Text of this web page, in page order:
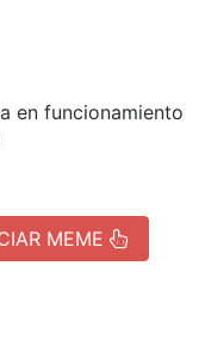
en funcionamiento
MEME